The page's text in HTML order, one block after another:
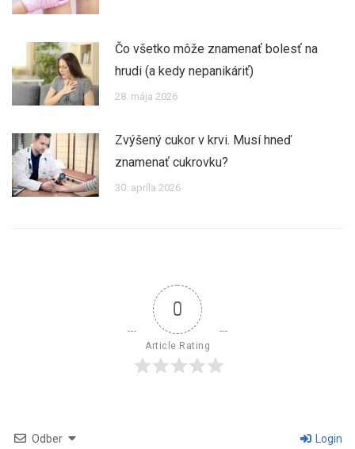
Čo všetko môže znamenať bolesť na
hrudi (a kedy nepanikáriť)
28. mája 2026
Zvýšený cukor v krvi. Musí hneď
znamenať cukrovku?
30. apríla 2026
0
Article Rating
Odber Login